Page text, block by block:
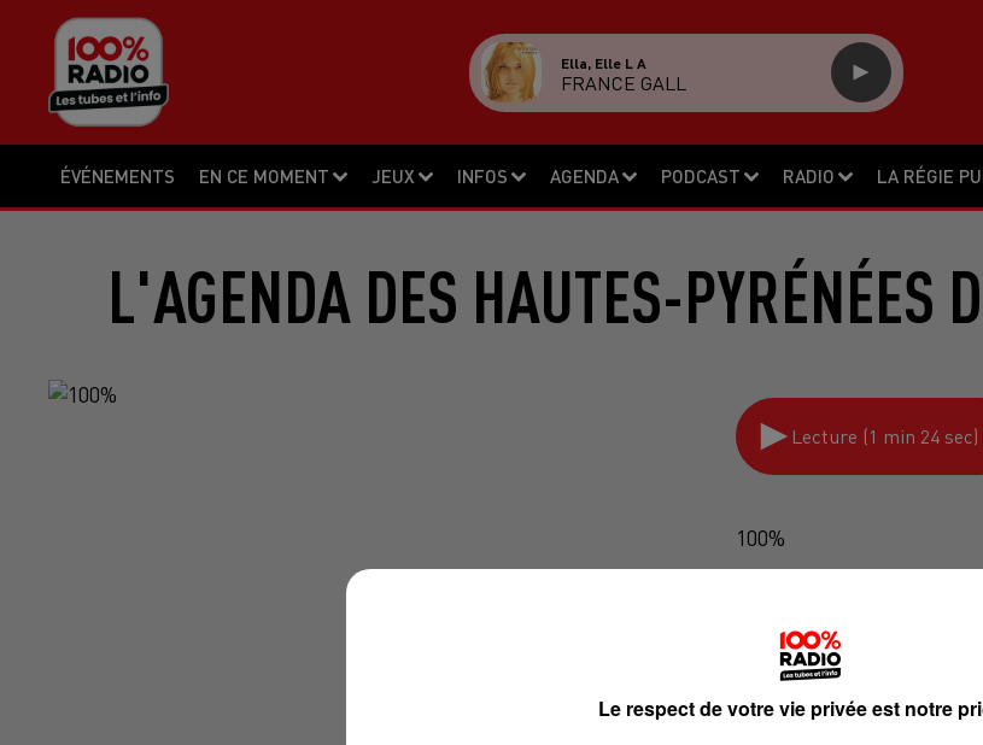
ÉVÉNEMENTS EN CE MOMENT JEUX INFOS AGENDA PODCAST RADIO LA RÉGIE
Ella, Elle L A
FRANCE GALL
L'AGENDA DES HAUTES-
Lecture (1 min 24 sec)
100%
Le respect de votre vie privée est notre